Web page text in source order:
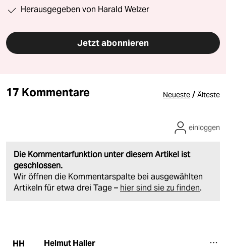
Herausgegeben von Harald Welzer
Jetzt abonnieren
17 Kommentare Neueste / Älteste
Die Kommentarfunktion unter diesem Artikel ist
geschlossen.
Wir öffnen die Kommentarspalte bei ausgewählten
Artikeln für etwa drei Tage – hier sind sie zu finden.
einloggen
HH Helmut Haller